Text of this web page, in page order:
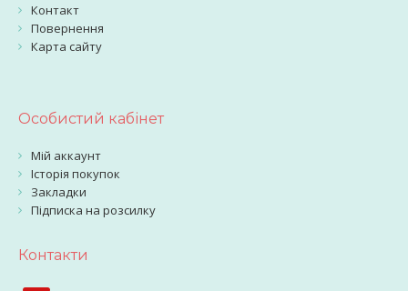
Контакт
Повернення
Карта сайту
Особистий кабінет
Мій аккаунт
Історія покупок
Закладки
Підписка на розсилку
Контакти